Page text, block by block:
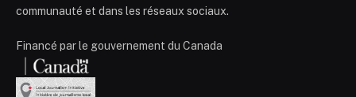
communauté et dans les réseaux sociaux.
Financé par le gouvernement du Canada